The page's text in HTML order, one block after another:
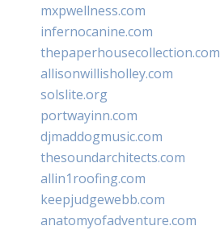
mxpwellness.com
infernocanine.com
thepaperhousecollection.com
allisonwillisholley.com
solslite.org
portwayinn.com
djmaddogmusic.com
thesoundarchitects.com
allin1roofing.com
keepjudgewebb.com
anatomyofadventure.com